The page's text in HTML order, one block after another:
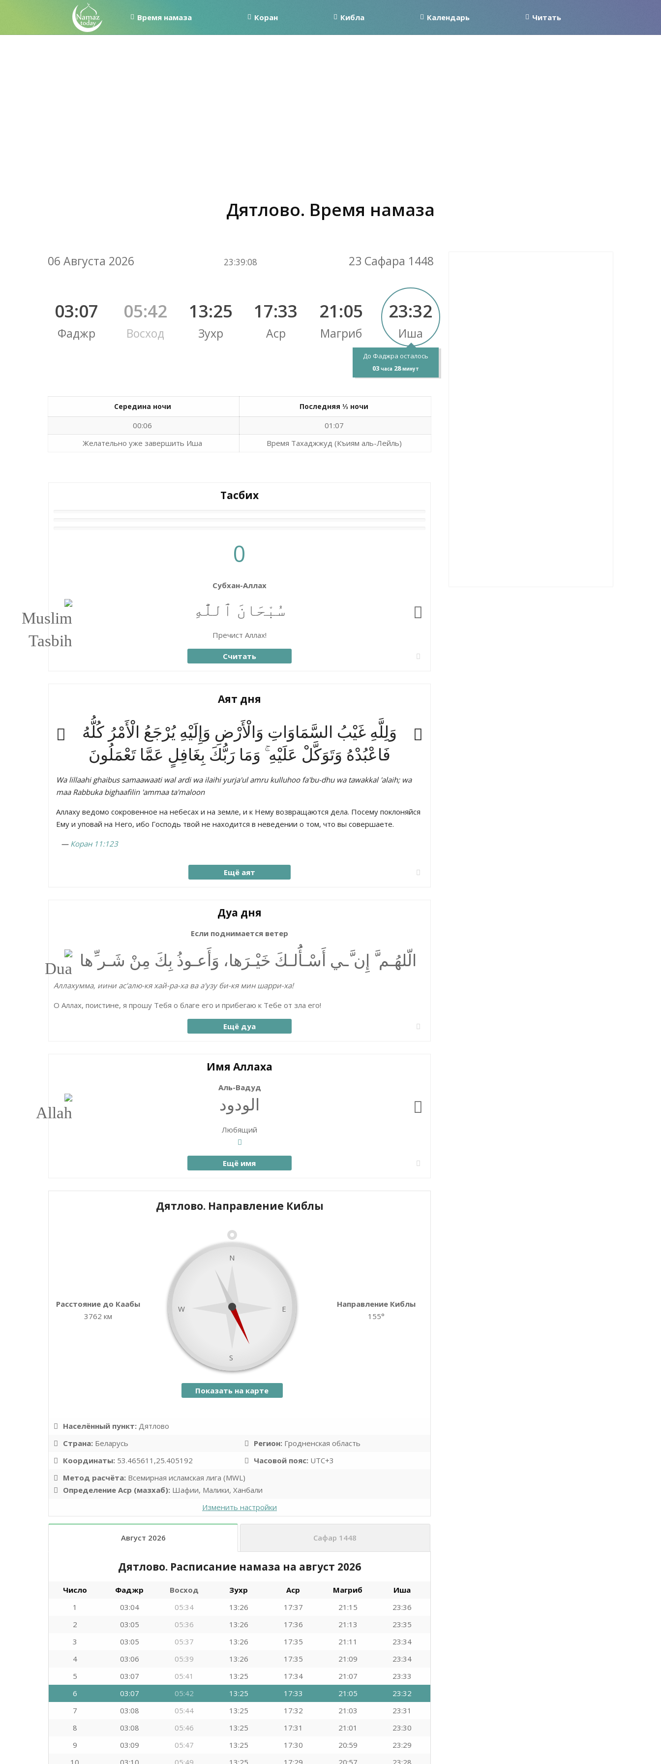
Время намаза Коран Кибла Календарь Читать
Дятлово. Время намаза
06 Августа 2026 23:39:09 23 Сафара 1448
03:07
Фаджр
05:42
Восход
13:25
Зухр
17:33
Аср
21:05
Магриб
23:32
Иша
До Фаджра осталось
03 часа 28 минут
Середина ночи Последняя ⅓ ночи
00:06
01:07
Желательно уже завершить Иша
Время Тахаджжуд (Къиям аль-Лейль)
Тасбих
0
Субхан-Аллах
سُبْحَانَ ٱللَّٰهِ
Пречист Аллах!
Считать
Аят дня
وَلِلَّهِ غَيْبُ السَّمَاوَاتِ وَالْأَرْضِ وَإِلَيْهِ يُرْجَعُ الْأَمْرُ كُلُّهُ
فَاعْبُدْهُ وَتَوَكَّلْ عَلَيْهِ ۚ وَمَا رَبُّكَ بِغَافِلٍ عَمَّا تَعْمَلُونَ
Wa lillaahi ghaibus samaawaati wal ardi wa ilaihi yurja'ul amru kulluhoo fa'bu-dhu wa tawakkal 'alaih; wa
maa Rabbuka bighaafilin 'ammaa ta'maloon
Аллаху ведомо сокровенное на небесах и на земле, и к Нему возвращаются дела. Посему поклоняйся
Ему и уповай на Него, ибо Господь твой не находится в неведении о том, что вы совершаете.
— Коран 11:123
Ещё аят
Дуа дня
Если поднимается ветер
الّلھُـم َّ إِن َّـي أَسْـأَُلـكَ خَیْـرَھا، وَأَعـوذُ بِكَ مِنْ شَـر ِّھا
Аллахумма, иини ас'алю-кя хай-ра-ха ва а'узу би-кя мин шарри-ха!
О Аллах, поистине, я прошу Тебя о благе его и прибегаю к Тебе от зла его!
Ещё дуа
Имя Аллаха
Аль-Вадуд
الودود
Любящий
Ещё имя
Дятлово. Направление Киблы
Расстояние до Каабы
3762 км
N
E
W
S
Направление Киблы
155°
Показать на карте
Населённый пункт: Дятлово
Страна: Беларусь Регион: Гродненская область
Координаты: 53.465611,25.405192 Часовой пояс: UTC+3
Метод расчёта: Всемирная исламская лига (MWL)
Определение Аср (мазхаб): Шафии, Малики, Ханбали
Изменить настройки
Август 2026 Сафар 1448
Дятлово. Расписание намаза на август 2026
Число Фаджр Восход Зухр Аср Магриб
Иша
1
03:04 05:34 13:26 17:37 21:15
23:36
2
03:05 05:36 13:26 17:36 21:13
23:35
3
03:05 05:37 13:26 17:35 21:11
23:34
4
03:06 05:39 13:26 17:35 21:09
23:34
5
03:07 05:41 13:25 17:34 21:07
23:33
6
03:07 05:42 13:25 17:33 21:05
23:32
7
03:08 05:44 13:25 17:32 21:03
23:31
8
03:08 05:46 13:25 17:31 21:01
23:30
9
03:09 05:47 13:25 17:30 20:59
23:29